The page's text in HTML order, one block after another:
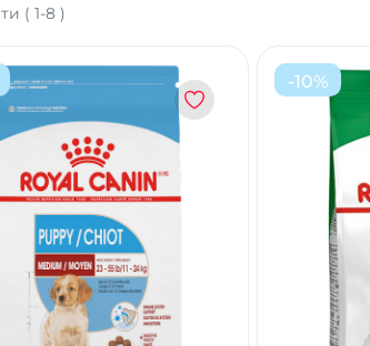
( 1-8)
-10%